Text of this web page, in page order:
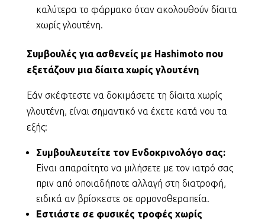
καλύτερα το φάρμακο όταν ακολουθούν δίαιτα
χωρίς γλουτένη.
Συμβουλές για ασθενείς με Hashimoto που
εξετάζουν μια δίαιτα χωρίς γλουτένη
Εάν σκέφτεστε να δοκιμάσετε τη δίαιτα χωρίς
γλουτένη, είναι σημαντικό να έχετε κατά νου τα
εξής:
Συμβουλευτείτε τον Ενδοκρινολόγο σας:
Είναι απαραίτητο να μιλήσετε με τον ιατρό σας
πριν από οποιαδήποτε αλλαγή στη διατροφή,
ειδικά αν βρίσκεστε σε ορμονοθεραπεία.
Εστιάστε σε φυσικές τροφές χωρίς